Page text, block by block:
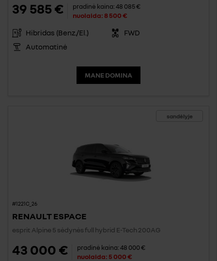
39 585 € pradinė kaina:48 085 €
nuolaida:8 500 €
Hibridas (Benz./El.)
FWD
Automatinė
MANE DOMINA
sandėlyje
#1221C_26
RENAULT ESPACE
esprit Alpine 5 sėdynės full hybrid E-Tech 200AG
43 000 € pradinė kaina:48 000 €
nuolaida: 5 000 €